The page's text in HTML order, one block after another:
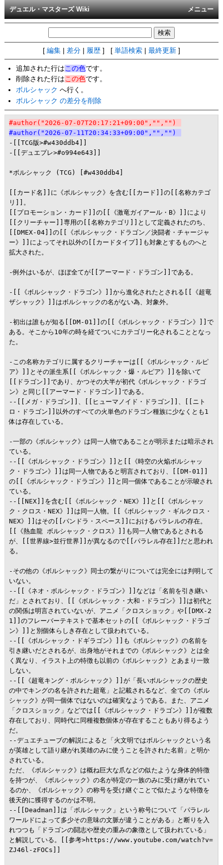
メニュー
デュエル・マスターズ Wiki
[ 編集 差分 履歴 ] [ 単語検索 最終更新 ]
追加された行は この色です。
削除された行はこの色です。
ボルシャック へ行く。
ボルシャック の差分を削除
#author("2026-07-07T20:17:21+09:00","","")
#author("2026-07-11T20:34:33+09:00","","")
-[[TCG版>#w430ddb4]]
-[[デュエプレ>#o994e643]]
*ボルシャック (TCG) [#w430ddb4]
[[カード名]]に《ボルシャック》を含む[[カード]]の[[名称カテゴ
リ]]。
[[プロモーション・カード]]の[[《激竜ガイアール・B》]]により
[[クリーチャー]]専用の[[名称カテゴリ]]として定義されたのち、
[[DMEX-04]]の[[《ボルシャック・ドラゴン／決闘者・チャージャ
ー》]]によってそれ以外の[[カードタイプ]]も対象とするものへと
拡大された。
-例外はいるが、ほぼ全てが[[アーマード・ドラゴン]]である。
-[[《ボルシャック・ドラゴン》]]から進化されたとされる[[《超竜
ザシャック》]]はボルシャックの名がない為、対象外。
-初出は誰もが知る[[DM-01]]の[[《ボルシャック・ドラゴン》]]で
ある。そこから10年の時を経てついにカテゴリー化されることとなっ
た。
-この名称カテゴリに属するクリーチャーは[[《ボルシャック・ルピ
ア》]]とその派生系[[《ボルシャック・爆・ルピア》]]を除いて
[[ドラゴン]]であり、かつその大半が初代《ボルシャック・ドラゴ
ン》と同じ[[アーマード・ドラゴン]]である。
--[[メガ・ドラゴン]]、[[ヒューマノイド・ドラゴン]]、[[ニト
ロ・ドラゴン]]以外のすべての火単色のドラゴン種族に少なくとも1
体は存在している。
-一部の《ボルシャック》は同一人物であることが明示または暗示され
ている。
--[[《ボルシャック・ドラゴン》]]と[[《時空の火焔ボルシャッ
ク・ドラゴン》]]は同一人物であると明言されており、[[DM-01]]
の[[《ボルシャック・ドラゴン》]]と同一個体であることが示唆され
ている。
--[[NEX]]を含む[[《ボルシャック・NEX》]]と[[《ボルシャッ
ク・クロス・NEX》]]は同一人物。[[《ボルシャック・ギルクロス・
NEX》]]はその[[パンドラ・スペース]]におけるパラレルの存在。
[[《熱血龍 ボルシャック・クロス》]]も同一人物であるとされる
が、[[世界線>並行世界]]が異なるので[[パラレル存在]]だと思われ
る。
-その他の《ボルシャック》同士の繋がりについては完全には判明して
いない。
--[[《ネオ・ボルシャック・ドラゴン》]]などは「名前を引き継い
だ」とされており、[[《ボルシャック・大和・ドラゴン》]]は初代と
の関係は明言されていないが、アニメ「クロスショック」や[[DMX-2
1]]のフレーバーテキストで基本セットの[[《ボルシャック・ドラゴ
ン》]]と別個体らしき存在として扱われている。
--[[《ボルシャック・ドギラゴン》]]も《ボルシャック》の名前を
引き継いだとされるが、出身地がそれまでの《ボルシャック》とは全
く異なり、イラスト上の特徴も以前の《ボルシャック》とあまり一致
しない。
--[[《超竜キング・ボルシャック》]]が「長いボルシャックの歴史
の中でキングの名を許された超竜」と記載されるなど、全ての《ボル
シャック》が同一個体ではないのは確実なようである。また、アニメ
「クロスショック」などでは[[《ボルシャック・ドラゴン》]]が複数
存在しており、同時代に同種複数個体が存在することもあり得るよう
だ。
--デュエチューブの解説によると「火文明ではボルシャックという名
が英雄として語り継がれ英雄のみに使うことを許された名前」と明か
されている。
ただ、《ボルシャック》は概ね巨大な爪などの似たような身体的特徴
を持つが、《ボルシャック》の名が特定の一族のみに受け継がれてい
るのか、《ボルシャック》の称号を受け継ぐことで似たような特徴を
後天的に獲得するのかは不明。
--[[Deadman]]は「ボルシャック」という称号について「パラレル
ワールドによって多少その意味の文脈が違うことがある」と断りを入
れつつも「ドラゴンの闘志や歴史の重みの象徴として扱われている」
と解説している。[[参考>https://www.youtube.com/watch?v=
ZJ46l-zFOCs]]